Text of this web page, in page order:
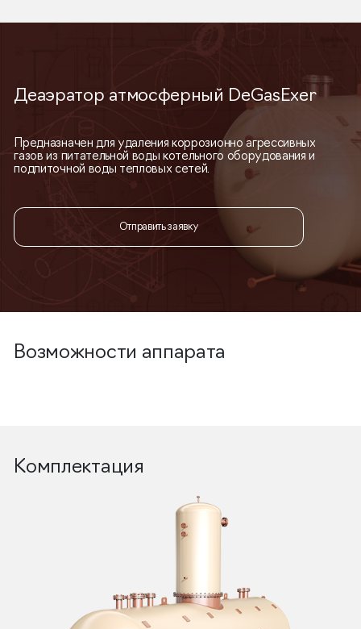
Деаэратор атмосферный DeGasExer
Предназначен для удаления коррозионно агрессивных
газов из питательной воды котельного оборудования и
подпиточной воды тепловых сетей.
Отправить заявку
Возможности аппарата
Комплектация